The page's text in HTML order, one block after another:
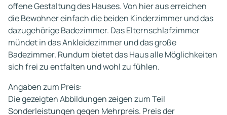
offene Gestaltung des Hauses. Von hier aus erreichen
die Bewohner einfach die beiden Kinderzimmer und das
dazugehörige Badezimmer. Das Elternschlafzimmer
mündet in das Ankleidezimmer und das große
Badezimmer. Rundum bietet das Haus alle Möglichkeiten
sich frei zu entfalten und wohl zu fühlen.
Angaben zum Preis:
Die gezeigten Abbildungen zeigen zum Teil
Sonderleistungen gegen Mehrpreis. Preis der